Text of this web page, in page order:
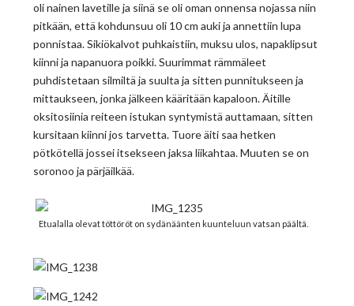
oli nainen lavetille ja siinä se oli oman onnensa nojassa niin
pitkään, että kohdunsuu oli 10 cm auki ja annettiin lupa
ponnistaa. Sikiökalvot puhkaistiin, muksu ulos, napaklipsut
kiinni ja napanuora poikki. Suurimmat rämmäleet
puhdistetaan silmiltä ja suulta ja sitten punnitukseen ja
mittaukseen, jonka jälkeen kääritään kapaloon. Äitille
oksitosiinia reiteen istukan syntymistä auttamaan, sitten
kursitaan kiinni jos tarvetta. Tuore äiti saa hetken
pötkötellä jossei itsekseen jaksa liikahtaa. Muuten se on
soronoo ja pärjäilkää.
Etualalla olevat töttöröt on sydänäänten kuunteluun vatsan päältä.